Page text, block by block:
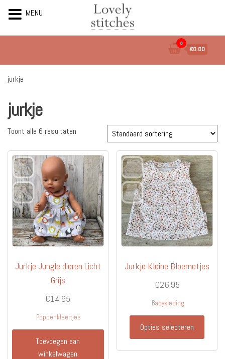
de
inhoud
0
€0.00
jurkje
jurkje
Toont alle 6 resultaten
Jurkje Jungle dieren Licht
Grijs
€14.95
Poppenkleertjes
Toevoegen aan
winkelwagen
Jurkje Kleine Bloemetjes
€26.95
Babykleding
Opties selecteren
Dit
MENU